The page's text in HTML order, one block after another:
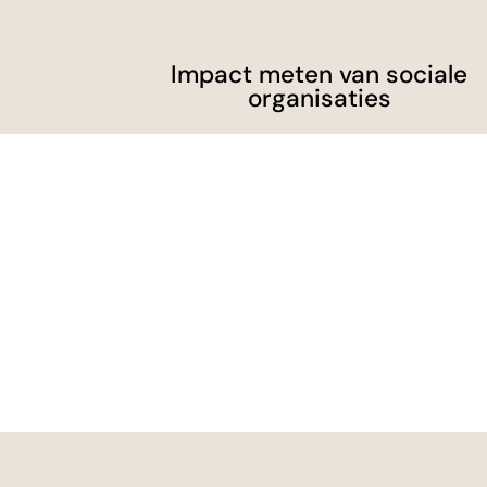
Impact meten van sociale
organisaties
Met ons softwarepakket